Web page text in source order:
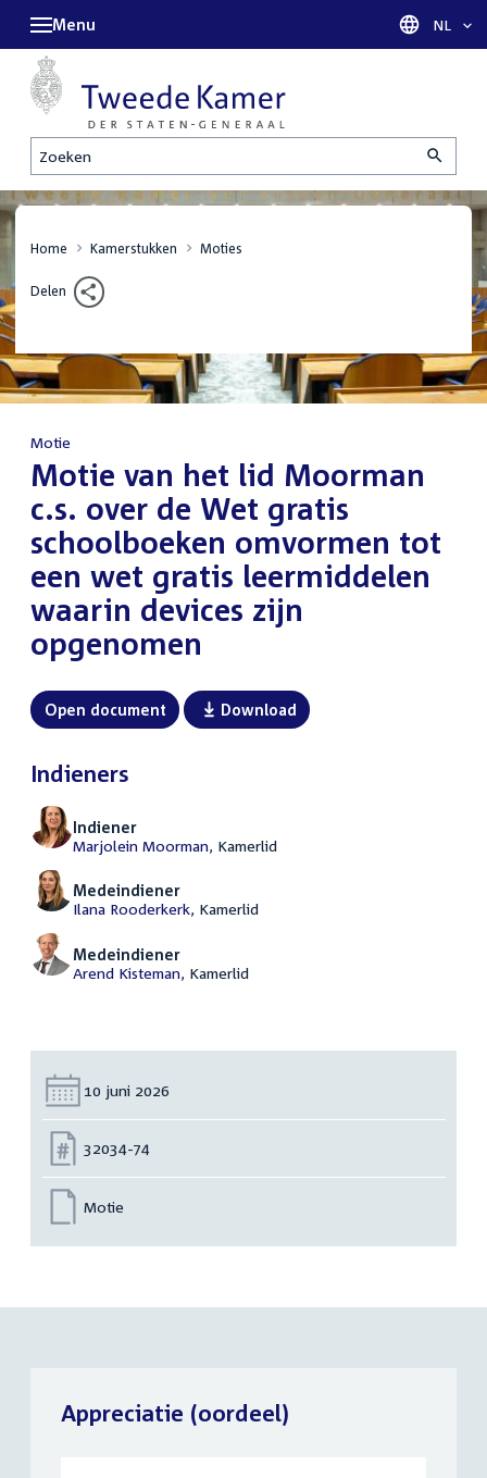
Zoeken
Menu Taal
NL
Home Kamerstukken Moties
Delen
Motie
:Motie van het lid Moorman
c.s. over de Wet gratis
schoolboeken omvormen tot
een wet gratis leermiddelen
waarin devices zijn
opgenomen
Open document Download
Indieners
Indiener
Marjolein Moorman, Kamerlid
Medeindiener
Ilana Rooderkerk, Kamerlid
Medeindiener
Arend Kisteman, Kamerlid
Datum:
10 juni 2026
Nummer:
32034-74
Motie
Appreciatie (oordeel)